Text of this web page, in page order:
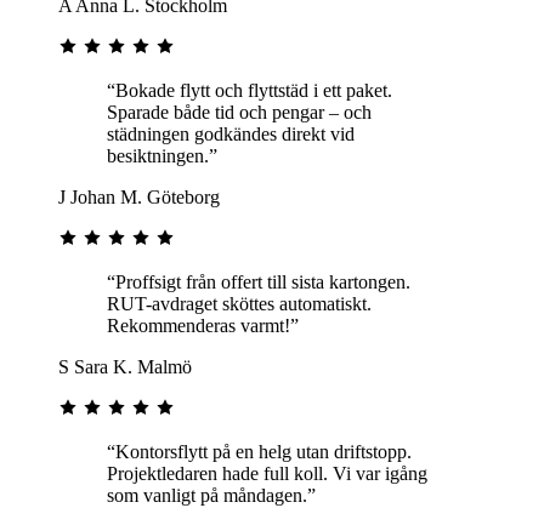
A Anna L. Stockholm
“Bokade flytt och flyttstäd i ett paket.
Sparade både tid och pengar – och
städningen godkändes direkt vid
besiktningen.”
J Johan M. Göteborg
“Proffsigt från offert till sista kartongen.
RUT-avdraget sköttes automatiskt.
Rekommenderas varmt!”
S Sara K. Malmö
“Kontorsflytt på en helg utan driftstopp.
Projektledaren hade full koll. Vi var igång
som vanligt på måndagen.”